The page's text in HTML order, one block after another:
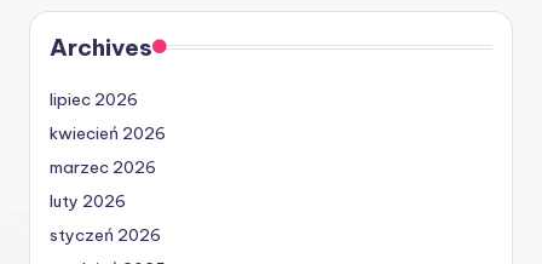
Archives
lipiec 2026
kwiecień 2026
marzec 2026
luty 2026
styczeń 2026